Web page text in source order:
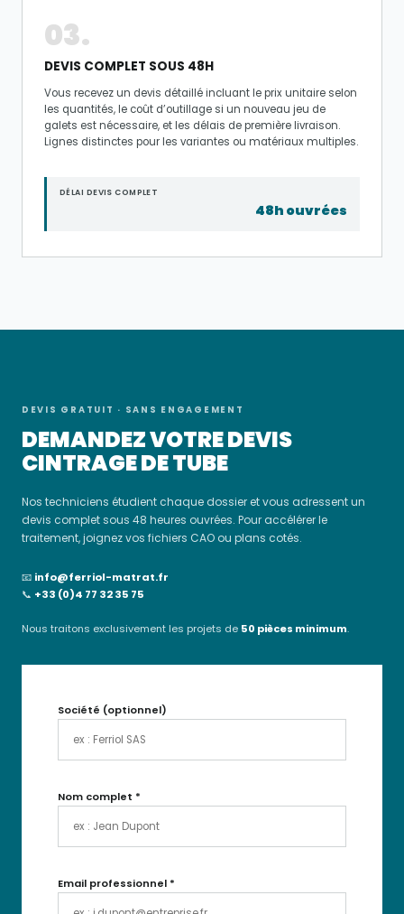
03.
DEVIS COMPLET SOUS 48H
Vous recevez un devis détaillé incluant le prix unitaire selon
les quantités, le coût d’outillage si un nouveau jeu de
galets est nécessaire, et les délais de première livraison.
Lignes distinctes pour les variantes ou matériaux multiples.
DÉLAI DEVIS COMPLET
48h ouvrées
DEVIS GRATUIT · SANS ENGAGEMENT
DEMANDEZ VOTRE DEVIS
CINTRAGE DE TUBE
Nos techniciens étudient chaque dossier et vous adressent un
devis complet sous 48 heures ouvrées. Pour accélérer le
traitement, joignez vos fichiers CAO ou plans cotés.
📧 info@ferriol-matrat.fr
📞 +33 (0)4 77 32 35 75
Nous traitons exclusivement les projets de 50 pièces minimum.
Société (optionnel)
Nom complet *
Email professionnel *